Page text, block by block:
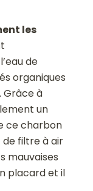
les
de
organiques
Grâce à
un
ce charbon
filtre à air
mauvaises
placard et il